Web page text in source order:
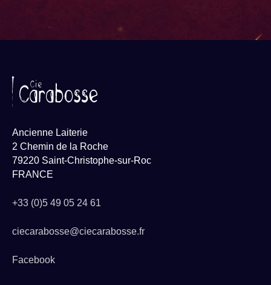
Ancienne Laiterie
2 Chemin de la Roche
79220 Saint-Christophe-sur-Roc
FRANCE
+33 (0)5 49 05 24 61
ciecarabosse@ciecarabosse.fr
Facebook